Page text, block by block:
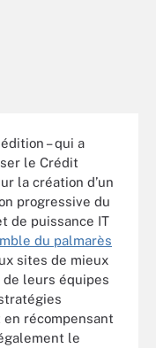
– qui a
le Crédit
la création d’un
progressive du
de puissance IT
du palmarès
sites de mieux
de leurs équipes
en récompensant
le